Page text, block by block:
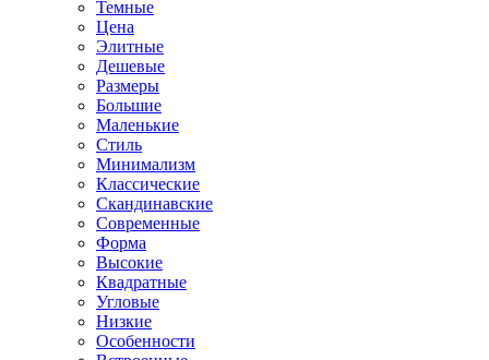
Темные
Цена
Элитные
Дешевые
Размеры
Большие
Маленькие
Стиль
Минимализм
Классические
Скандинавские
Современные
Форма
Высокие
Квадратные
Угловые
Низкие
Особенности